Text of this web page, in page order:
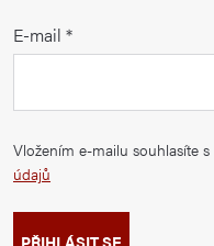
E-mail
Vložením e-mailu souhlasíte s
údajů
PŘIHLÁSIT SE